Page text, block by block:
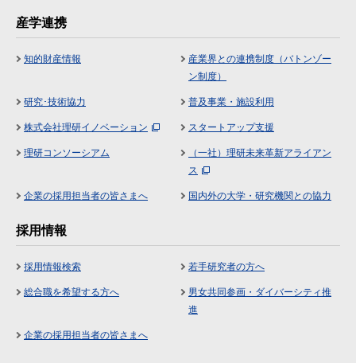
産学連携
知的財産情報
産業界との連携制度（バトンゾー
ン制度）
研究･技術協力 普及事業・施設利用
株式会社理研イノベーション スタートアップ支援
理研コンソーシアム
（一社）理研未来革新アライアン
ス
企業の採用担当者の皆さまへ 国内外の大学・研究機関との協力
採用情報
採用情報検索 若手研究者の方へ
総合職を希望する方へ
男女共同参画・ダイバーシティ推
進
企業の採用担当者の皆さまへ